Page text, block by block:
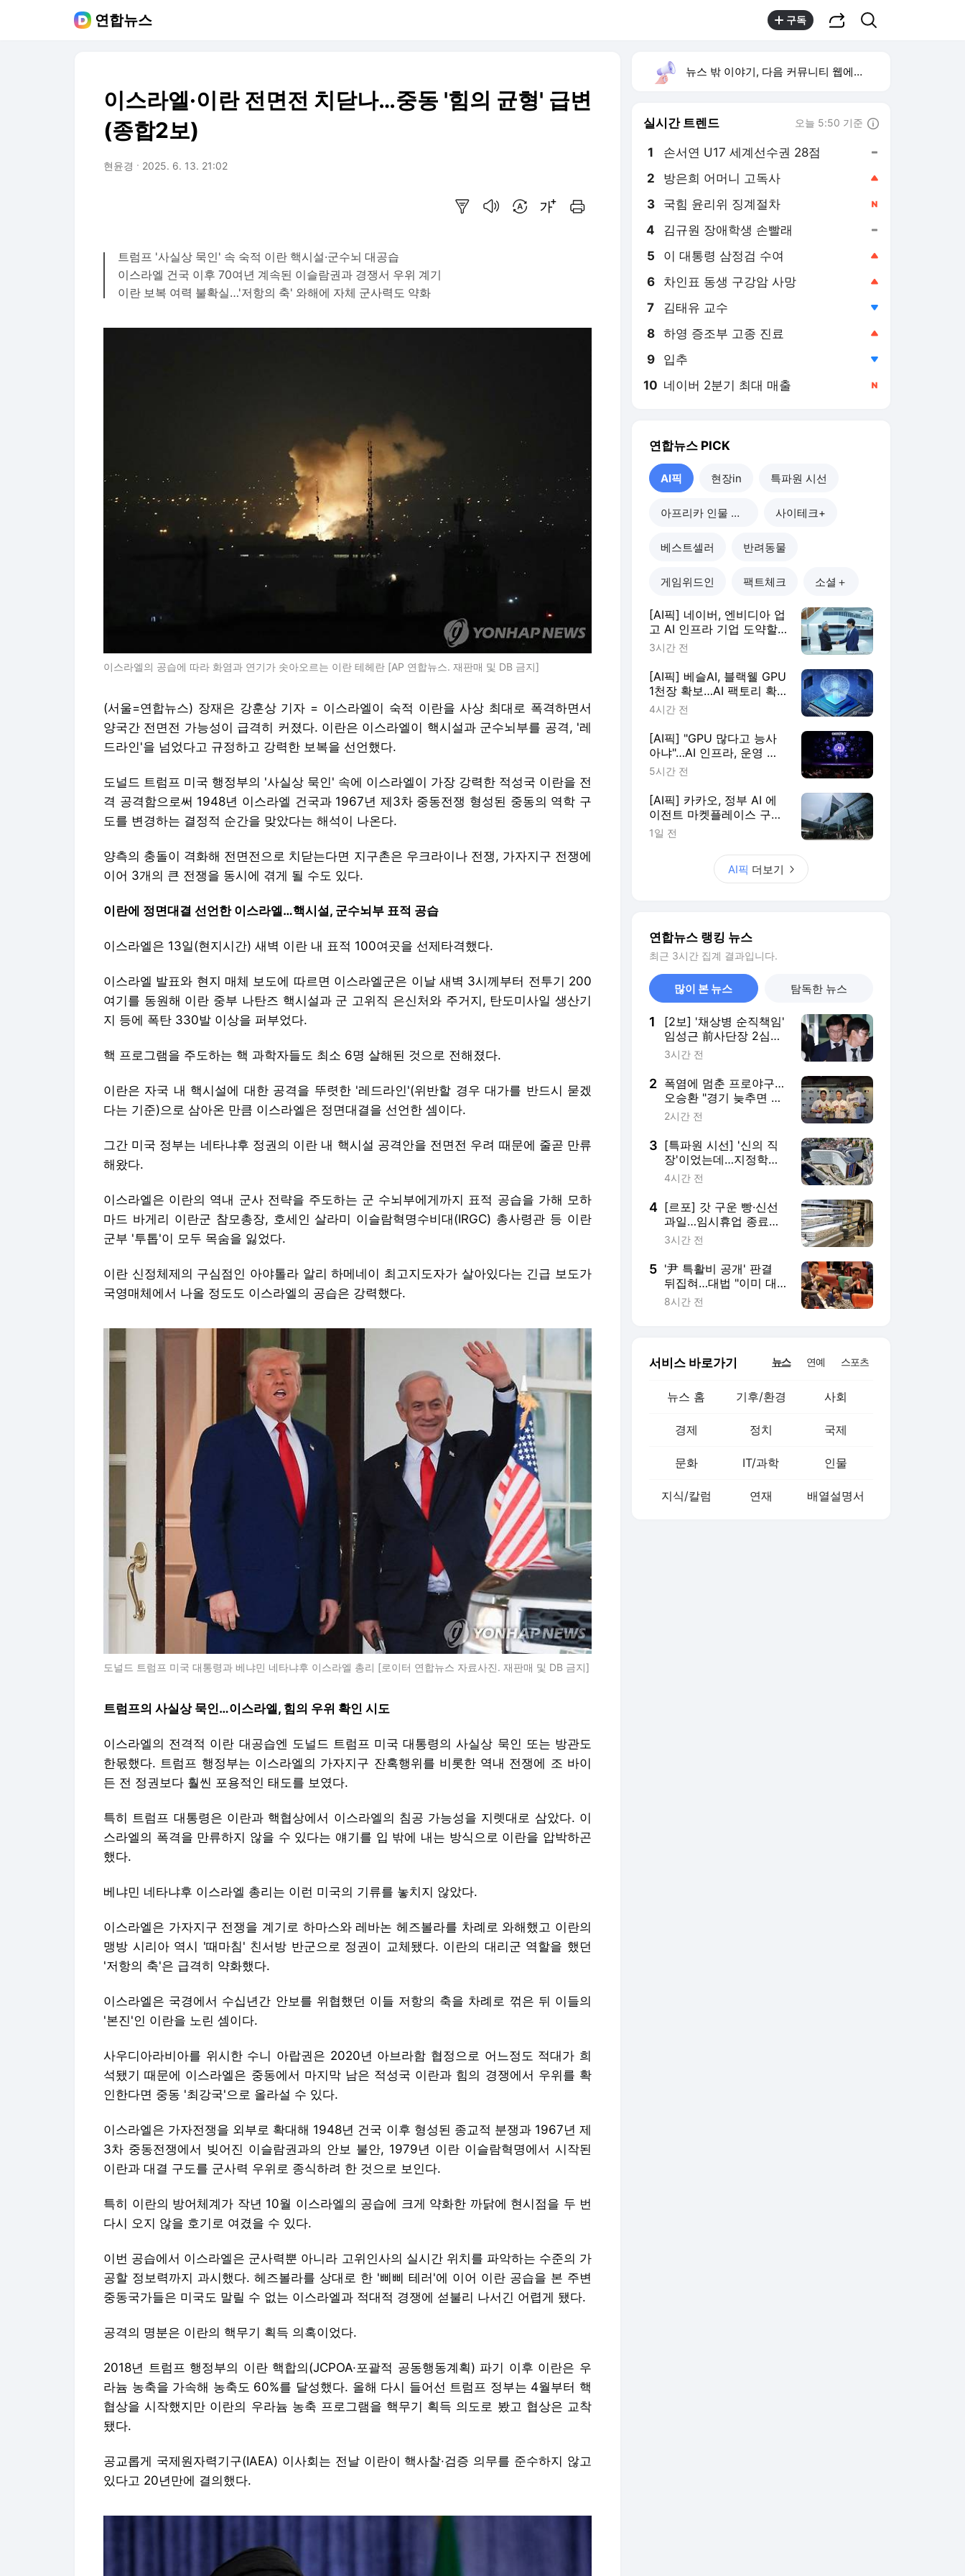
연합뉴스 구독
이스라엘·이란 전면전 치닫나…중동 '힘의 균형' 급변
(종합2보)
현윤경 2025. 6. 13. 21:02
트럼프 '사실상 묵인' 속 숙적 이란 핵시설·군수뇌 대공습
이스라엘 건국 이후 70여년 계속된 이슬람권과 경쟁서 우위 계기
이란 보복 여력 불확실…'저항의 축' 와해에 자체 군사력도 약화
이스라엘의 공습에 따라 화염과 연기가 솟아오르는 이란 테헤란 [AP 연합뉴스. 재판매 및 DB 금지]
(서울=연합뉴스) 장재은 강훈상 기자 = 이스라엘이 숙적 이란을 사상 최대로 폭격하면서
양국간 전면전 가능성이 급격히 커졌다. 이란은 이스라엘이 핵시설과 군수뇌부를 공격, '레
드라인'을 넘었다고 규정하고 강력한 보복을 선언했다.
도널드 트럼프 미국 행정부의 '사실상 묵인' 속에 이스라엘이 가장 강력한 적성국 이란을 전
격 공격함으로써 1948년 이스라엘 건국과 1967년 제3차 중동전쟁 형성된 중동의 역학 구
도를 변경하는 결정적 순간을 맞았다는 해석이 나온다.
양측의 충돌이 격화해 전면전으로 치닫는다면 지구촌은 우크라이나 전쟁, 가자지구 전쟁에
이어 3개의 큰 전쟁을 동시에 겪게 될 수도 있다.
이란에 정면대결 선언한 이스라엘…핵시설, 군수뇌부 표적 공습
이스라엘은 13일(현지시간) 새벽 이란 내 표적 100여곳을 선제타격했다.
이스라엘 발표와 현지 매체 보도에 따르면 이스라엘군은 이날 새벽 3시께부터 전투기 200
여기를 동원해 이란 중부 나탄즈 핵시설과 군 고위직 은신처와 주거지, 탄도미사일 생산기
지 등에 폭탄 330발 이상을 퍼부었다.
핵 프로그램을 주도하는 핵 과학자들도 최소 6명 살해된 것으로 전해졌다.
이란은 자국 내 핵시설에 대한 공격을 뚜렷한 '레드라인'(위반할 경우 대가를 반드시 묻겠
다는 기준)으로 삼아온 만큼 이스라엘은 정면대결을 선언한 셈이다.
그간 미국 정부는 네타냐후 정권의 이란 내 핵시설 공격안을 전면전 우려 때문에 줄곧 만류
해왔다.
이스라엘은 이란의 역내 군사 전략을 주도하는 군 수뇌부에게까지 표적 공습을 가해 모하
마드 바게리 이란군 참모총장, 호세인 살라미 이슬람혁명수비대(IRGC) 총사령관 등 이란
군부 '투톱'이 모두 목숨을 잃었다.
이란 신정체제의 구심점인 아야톨라 알리 하메네이 최고지도자가 살아있다는 긴급 보도가
국영매체에서 나올 정도도 이스라엘의 공습은 강력했다.
도널드 트럼프 미국 대통령과 베냐민 네타냐후 이스라엘 총리 [로이터 연합뉴스 자료사진. 재판매 및 DB 금지]
트럼프의 사실상 묵인…이스라엘, 힘의 우위 확인 시도
이스라엘의 전격적 이란 대공습엔 도널드 트럼프 미국 대통령의 사실상 묵인 또는 방관도
한몫했다. 트럼프 행정부는 이스라엘의 가자지구 잔혹행위를 비롯한 역내 전쟁에 조 바이
든 전 정권보다 훨씬 포용적인 태도를 보였다.
특히 트럼프 대통령은 이란과 핵협상에서 이스라엘의 침공 가능성을 지렛대로 삼았다. 이
스라엘의 폭격을 만류하지 않을 수 있다는 얘기를 입 밖에 내는 방식으로 이란을 압박하곤
했다.
베냐민 네타냐후 이스라엘 총리는 이런 미국의 기류를 놓치지 않았다.
이스라엘은 가자지구 전쟁을 계기로 하마스와 레바논 헤즈볼라를 차례로 와해했고 이란의
맹방 시리아 역시 '때마침' 친서방 반군으로 정권이 교체됐다. 이란의 대리군 역할을 했던
'저항의 축'은 급격히 약화했다.
이스라엘은 국경에서 수십년간 안보를 위협했던 이들 저항의 축을 차례로 꺾은 뒤 이들의
'본진'인 이란을 노린 셈이다.
사우디아라비아를 위시한 수니 아랍권은 2020년 아브라함 협정으로 어느정도 적대가 희
석됐기 때문에 이스라엘은 중동에서 마지막 남은 적성국 이란과 힘의 경쟁에서 우위를 확
인한다면 중동 '최강국'으로 올라설 수 있다.
이스라엘은 가자전쟁을 외부로 확대해 1948년 건국 이후 형성된 종교적 분쟁과 1967년 제
3차 중동전쟁에서 빚어진 이슬람권과의 안보 불안, 1979년 이란 이슬람혁명에서 시작된
이란과 대결 구도를 군사력 우위로 종식하려 한 것으로 보인다.
특히 이란의 방어체계가 작년 10월 이스라엘의 공습에 크게 약화한 까닭에 현시점을 두 번
다시 오지 않을 호기로 여겼을 수 있다.
이번 공습에서 이스라엘은 군사력뿐 아니라 고위인사의 실시간 위치를 파악하는 수준의 가
공할 정보력까지 과시했다. 헤즈볼라를 상대로 한 '삐삐 테러'에 이어 이란 공습을 본 주변
중동국가들은 미국도 말릴 수 없는 이스라엘과 적대적 경쟁에 섣불리 나서긴 어렵게 됐다.
공격의 명분은 이란의 핵무기 획득 의혹이었다.
2018년 트럼프 행정부의 이란 핵합의(JCPOA·포괄적 공동행동계획) 파기 이후 이란은 우
라늄 농축을 가속해 농축도 60%를 달성했다. 올해 다시 들어선 트럼프 정부는 4월부터 핵
협상을 시작했지만 이란의 우라늄 농축 프로그램을 핵무기 획득 의도로 봤고 협상은 교착
됐다.
공교롭게 국제원자력기구(IAEA) 이사회는 전날 이란이 핵사찰·검증 의무를 준수하지 않고
있다고 20년만에 결의했다.
뉴스 밖 이야기, 다음 커뮤니티 웹에서 보기
실시간 트렌드 오늘 5:50 기준
1 손서연 U17 세계선수권 28점
2 방은희 어머니 고독사
3 국힘 윤리위 징계절차
4 김규원 장애학생 손빨래
5 이 대통령 삼정검 수여
6 차인표 동생 구강암 사망
7 김태유 교수
8 하영 증조부 고종 진료
9 입추
10 네이버 2분기 최대 매출
연합뉴스 PICK
AI픽 현장in 특파원 시선
아프리카 인물 열전 사이테크+
베스트셀러 반려동물
게임위드인 팩트체크 소셜＋
[AI픽] 네이버, 엔비디아 업
고 AI 인프라 기업 도약할
까
3시간 전
[AI픽] 베슬AI, 블랙웰 GPU
1천장 확보…AI 팩토리 확
장
4시간 전
[AI픽] "GPU 많다고 능사
아냐"…AI 인프라, 운영 효
율이 판가름
5시간 전
[AI픽] 카카오, 정부 AI 에
이전트 마켓플레이스 구축
한다
1일 전
AI픽 더보기
연합뉴스 랭킹 뉴스
최근 3시간 집계 결과입니다.
많이 본 뉴스 탐독한 뉴스
1
[2보] '채상병 순직책임'
임성근 前사단장 2심도
징역 3년
3시간 전
2 폭염에 멈춘 프로야구…
오승환 "경기 늦추면 귀
가·이동도 문제"
2시간 전
3 [특파원 시선] '신의 직
장'이었는데…지정학적
격변에 몸살앓는 EU집
4시간 전
4 [르포] 갓 구운 빵·신선
과일…임시휴업 종료에
기대감 가득 홈플러스
3시간 전
5 '尹 특활비 공개' 판결
뒤집혀…대법 "이미 대
통령기록관 이관"
8시간 전
서비스 바로가기 뉴스 연예 스포츠
뉴스 홈 기후/환경 사회
경제 정치 국제
문화 IT/과학 인물
지식/칼럼 연재 배열설명서